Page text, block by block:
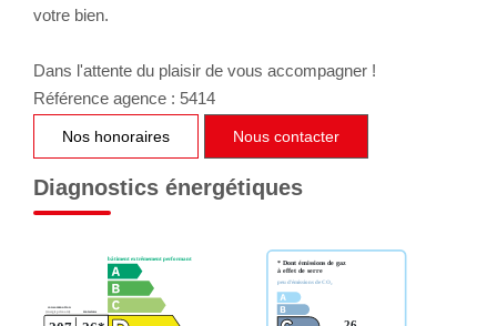
votre bien.
Dans l'attente du plaisir de vous accompagner !
Référence agence : 5414
Nos honoraires Nous contacter
Diagnostics énergétiques